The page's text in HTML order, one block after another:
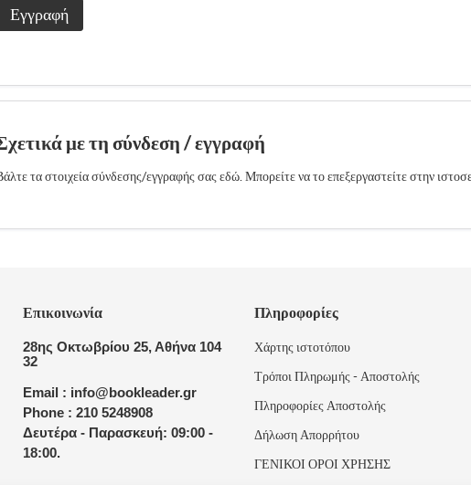
Εγγραφή
με τη σύνδεση / εγγραφή
τα στοιχεία σύνδεσης/εγγραφής σας εδώ. Μπορείτε να το επεξεργαστείτε στην
Επικοινωνία
28ης Οκτωβρίου 25, Αθήνα 104
32
Email : info@bookleader.gr
Phone : 210 5248908
Δευτέρα - Παρασκευή: 09:00 -
18:00.
Πληροφορίες
Χάρτης ιστοτόπου
Τρόποι Πληρωμής - Αποστολής
Πληροφορίες Αποστολής
Δήλωση Απορρήτου
ΓΕΝΙΚΟΙ ΟΡΟΙ ΧΡΗΣΗΣ